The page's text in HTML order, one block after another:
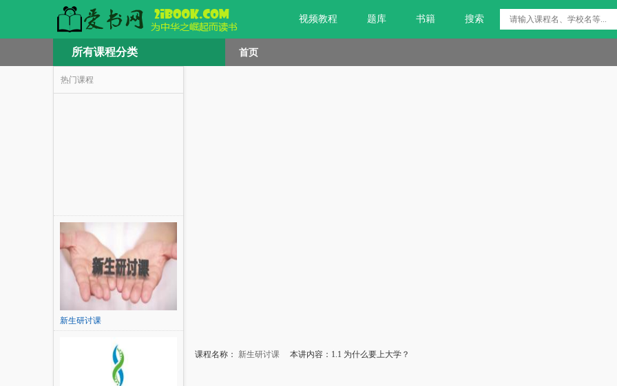
视频教程 题库 书籍 搜索
所有课程分类 首页
热门课程
新生研讨课
课程名称： 新生研讨课 本讲内容：1.1 为什么要上大学？